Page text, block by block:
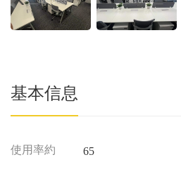
基本信息
使用率約 65